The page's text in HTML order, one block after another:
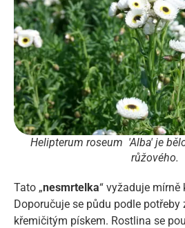
Helipterum roseum 'Alba' je
růžového.
Tato „nesmrtelka“ vyžaduje mírně
Doporučuje se půdu podle
křemičitým pískem. Rostlina se